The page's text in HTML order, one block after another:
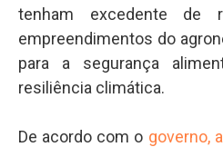
tenham excedente de
empreendimentos do
para a segurança
resiliência climática.
De acordo com o governo,